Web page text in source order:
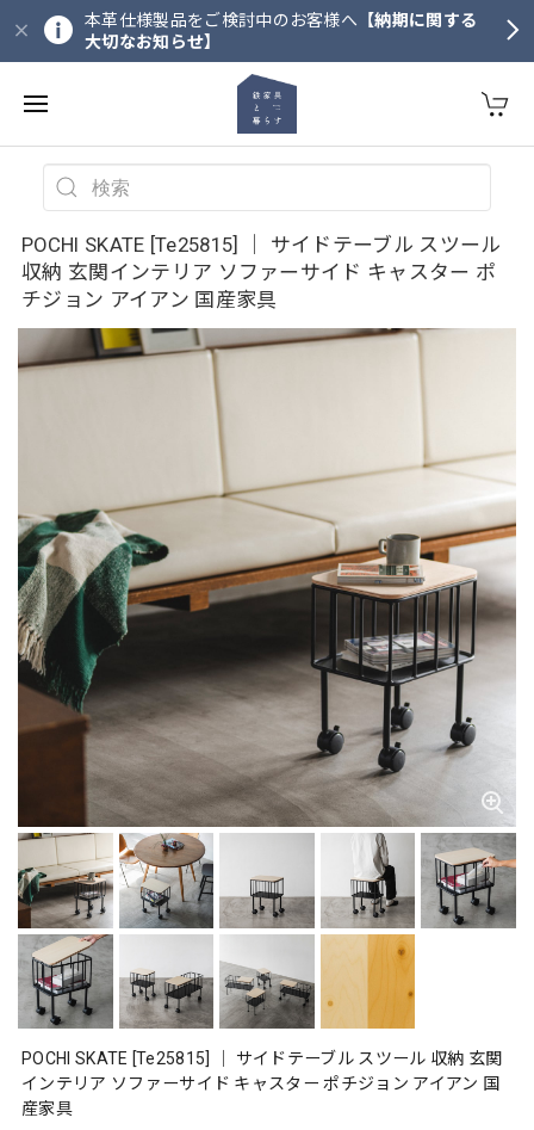
本革仕様製品をご検討中のお客様へ 【納期に関する
大切なお知らせ】
POCHI SKATE [Te25815] ｜ サイドテーブル スツール
収納 玄関インテリア ソファーサイド キャスター ポ
チジョン アイアン 国産家具
POCHI SKATE [Te25815] ｜ サイドテーブル スツール 収納 玄関
インテリア ソファーサイド キャスター ポチジョン アイアン 国
産家具